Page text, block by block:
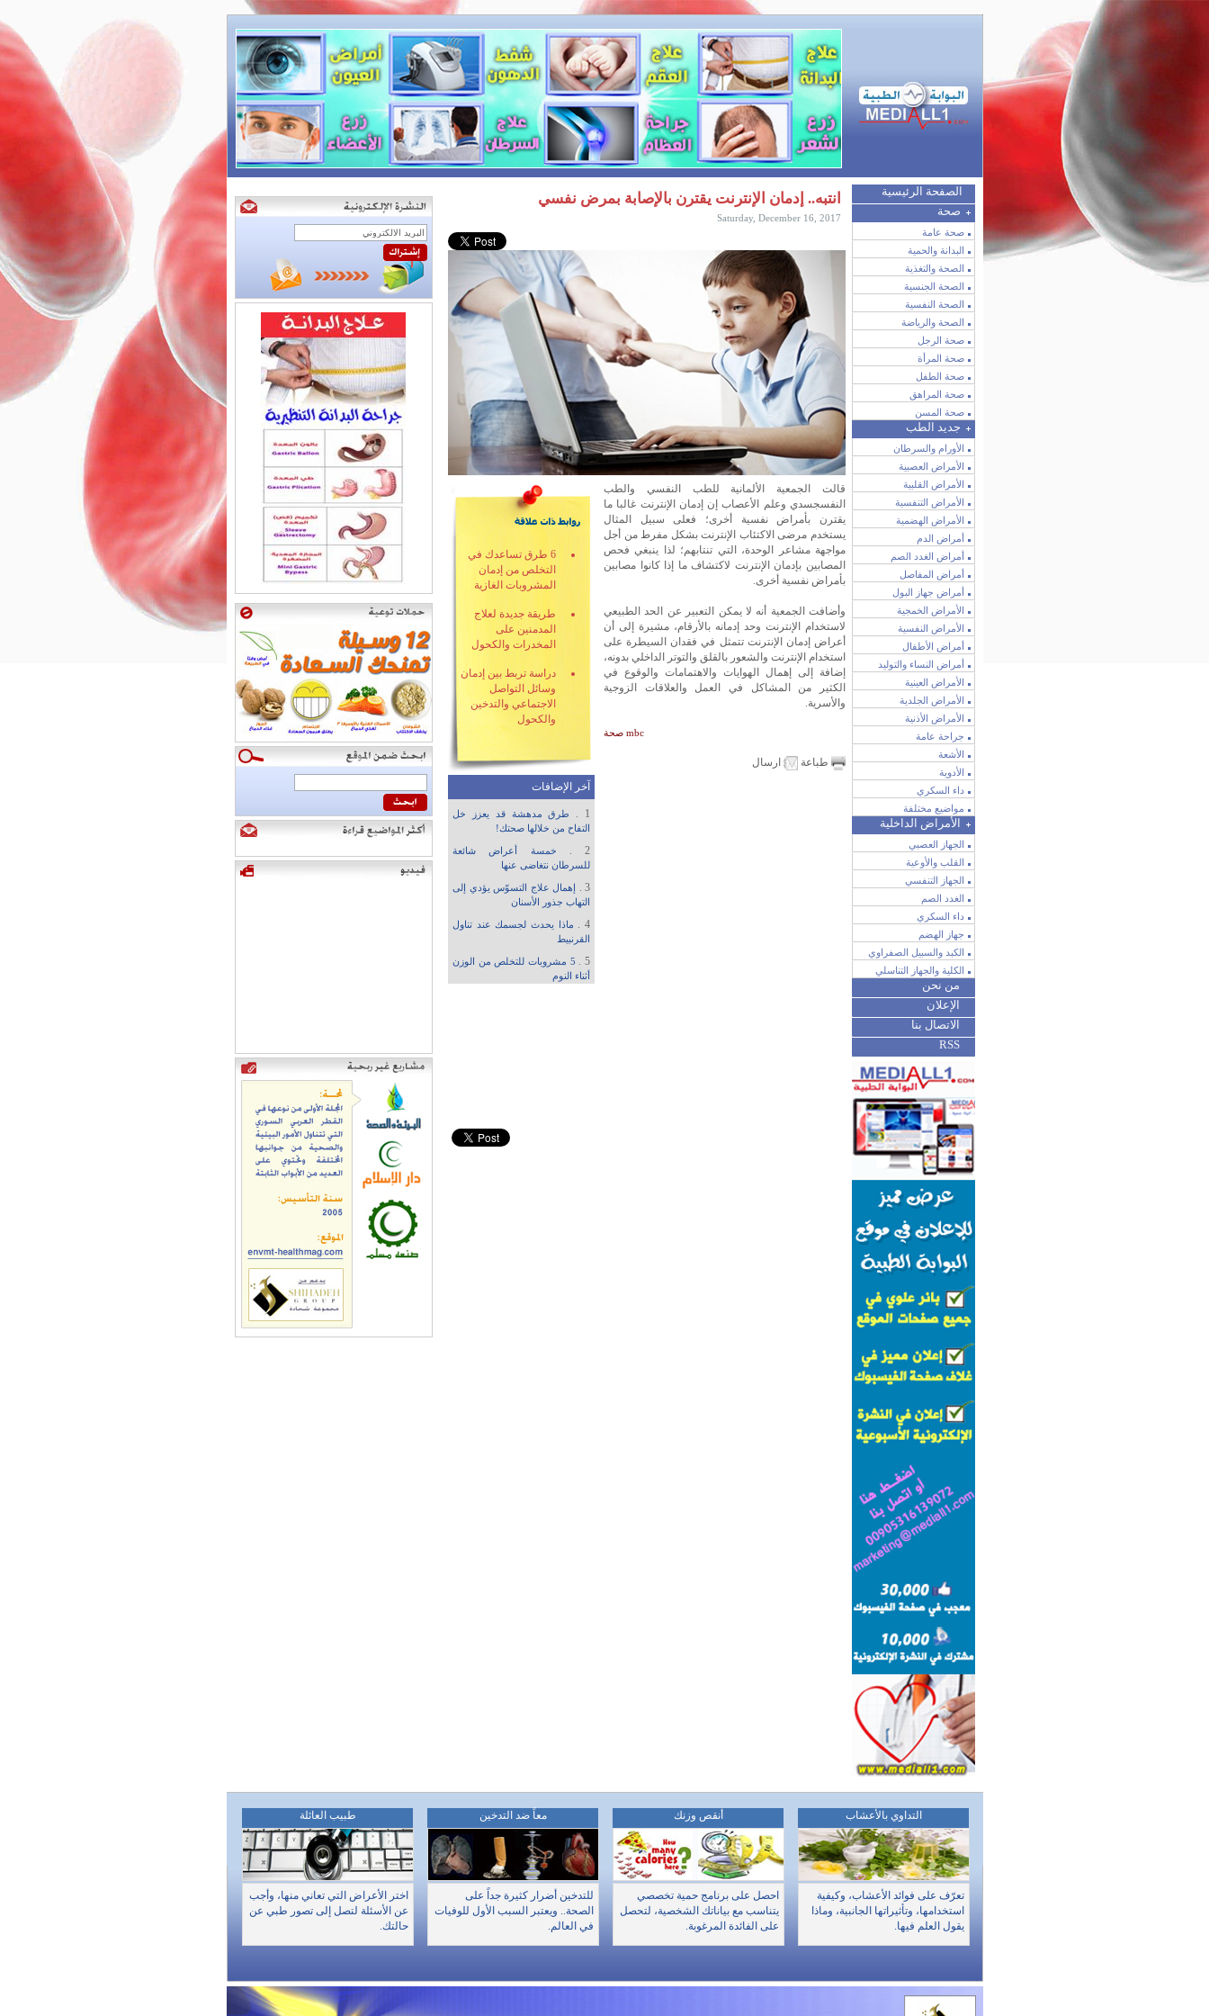
الصفحة الرئيسية
صحة
صحة عامة
البدانة والحمية
الصحة والتغذية
الصحة الجنسية
الصحة النفسية
الصحة والرياضة
صحة الرجل
صحة المرأة
صحة الطفل
صحة المراهق
صحة المسن
جديد الطب
الأورام والسرطان
الأمراض العصبية
الأمراض القلبية
الأمراض التنفسية
الأمراض الهضمية
أمراض الدم
أمراض الغدد الصم
أمراض المفاصل
أمراض جهاز البول
الأمراض الخمجية
الأمراض النفسية
أمراض الأطفال
أمراض النساء والتوليد
الأمراض العينية
الأمراض الجلدية
الأمراض الأذنية
جراحة عامة
الأشعة
الأدوية
داء السكري
مواضيع مختلفة
الأمراض الداخلية
الجهاز العصبي
القلب والأوعية
الجهاز التنفسي
الغدد الصم
داء السكري
جهاز الهضم
الكبد والسبيل الصفراوي
الكلية والجهاز التناسلي
من نحن
الإعلان
الاتصال بنا
RSS
انتبه.. إدمان الإنترنت يقترن بالإصابة بمرض نفسي
Saturday, December 16, 2017
6 طرق تساعدك في
التخلص من إدمان
المشروبات الغازية
طريقة جديدة لعلاج
المدمنين على
المخدرات والكحول
دراسة تربط بين إدمان
وسائل التواصل
الاجتماعي والتدخين
والكحول
آخر الإضافات
1 .
طرق مدهشة قد يعزز خل
التفاح من خلالها صحتك!
2 .
خمسة أعراض شائعة
للسرطان نتغاضى عنها
3 .
إهمال علاج التسوّس يؤدي إلى
التهاب جذور الأسنان
4 .
ماذا يحدث لجسمك عند تناول
القرنبيط
5 .
5 مشروبات للتخلص من الوزن
أثناء النوم
قالت الجمعية الألمانية للطب النفسي والطب
النفسجسدي وعلم الأعصاب إن إدمان الإنترنت غالبا ما
يقترن بأمراض نفسية أخرى؛ فعلى سبيل المثال
يستخدم مرضى الاكتئاب الإنترنت بشكل مفرط من أجل
مواجهة مشاعر الوحدة، التي تنتابهم؛ لذا ينبغي فحص
المصابين بإدمان الإنترنت لاكتشاف ما إذا كانوا مصابين
بأمراض نفسية أخرى.
وأضافت الجمعية أنه لا يمكن التعبير عن الحد الطبيعي
لاستخدام الإنترنت وحد إدمانه بالأرقام، مشيرة إلى أن
أعراض إدمان الإنترنت تتمثل في فقدان السيطرة على
استخدام الإنترنت والشعور بالقلق والتوتر الداخلي بدونه،
إضافة إلى إهمال الهوايات والاهتمامات والوقوع في
الكثير من المشاكل في العمل والعلاقات الزوجية
والأسرية.
mbc صحة
طباعة ارسال
طبيب العائلة
اختر الأعراض التي تعاني منها، وأجب
عن الأسئلة لتصل إلى تصور طبي عن
حالتك.
معاً ضد التدخين
للتدخين أضرار كثيرة جداً على
الصحة.. ويعتبر السبب الأول للوفيات
في العالم.
أنقص وزنك
احصل على برنامج حمية تخصصي
يتناسب مع بياناتك الشخصية، لتحصل
على الفائدة المرغوبة.
التداوي بالأعشاب
تعرّف على فوائد الأعشاب، وكيفية
استخدامها، وتأثيراتها الجانبية، وماذا
يقول العلم فيها.